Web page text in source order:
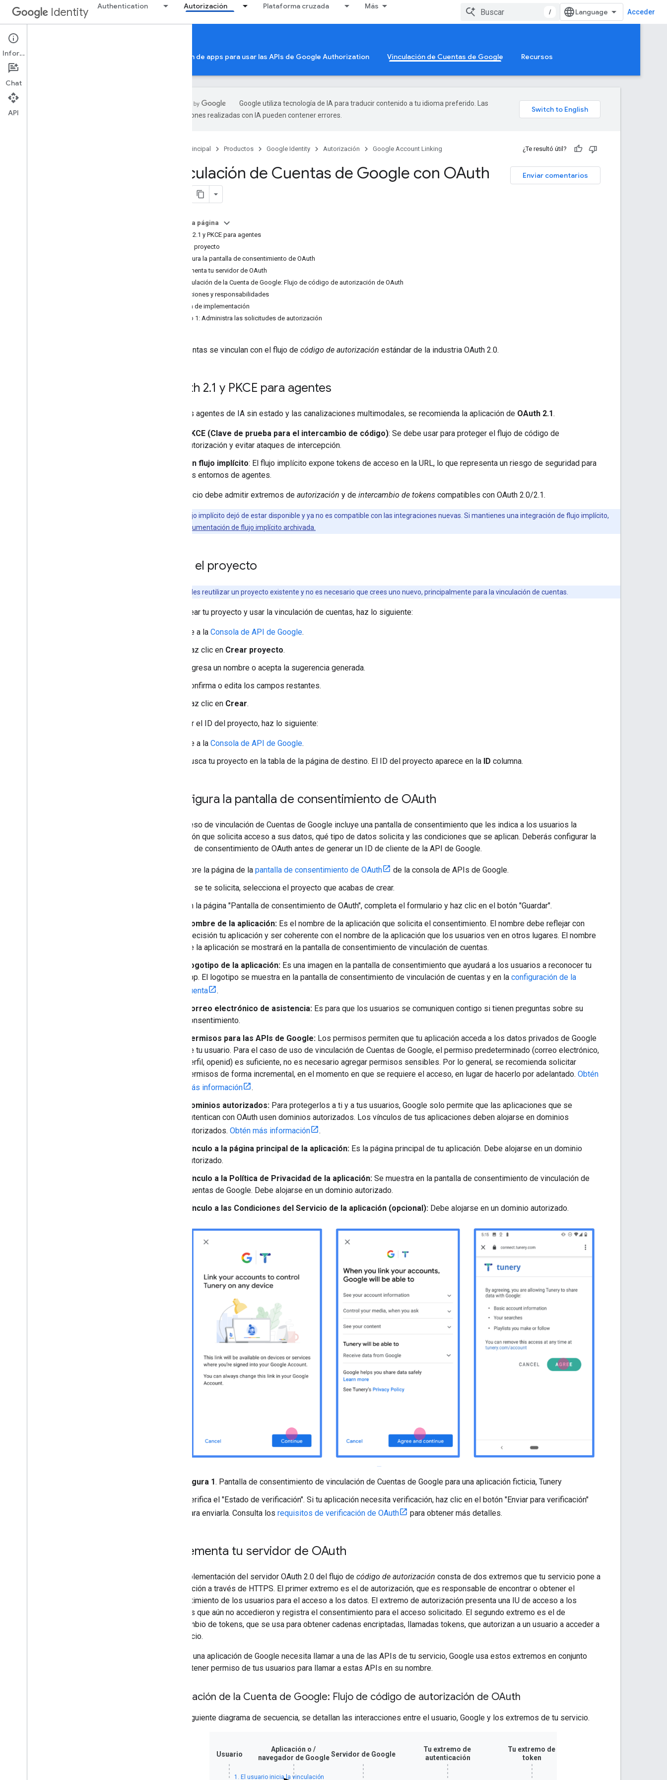
Identity Authentication Autorización Plataforma cruzada Más
/ Acceder
Google Account Linking
Autorización de la Cuenta de Google Verificación de apps para usar las APIs de Google Authorization Vinculación de Cuentas de Google Recursos
Google utiliza tecnología de IA para traducir contenido a tu idioma preferido. Las
traducciones realizadas con IA pueden contener errores.
Página principal Productos Google Identity Autorización Google Account Linking ¿Te resultó útil?
Enviar comentarios
Vinculación de Cuentas de Google con OAuth
En esta página
OAuth 2.1 y PKCE para agentes
Crea el proyecto
Configura la pantalla de consentimiento de OAuth
Implementa tu servidor de OAuth
Vinculación de la Cuenta de Google: Flujo de código de autorización de OAuth
Funciones y responsabilidades
Receta de implementación
Paso 1: Administra las solicitudes de autorización
Las cuentas se vinculan con el flujo de código de autorización estándar de la industria OAuth 2.0.
OAuth 2.1 y PKCE para agentes
Para los agentes de IA sin estado y las canalizaciones multimodales, se recomienda la aplicación de OAuth 2.1.
PKCE (Clave de prueba para el intercambio de código): Se debe usar para proteger el flujo de código de
autorización y evitar ataques de intercepción.
Sin flujo implícito: El flujo implícito expone tokens de acceso en la URL, lo que representa un riesgo de seguridad para
los entornos de agentes.
Tu servicio debe admitir extremos de autorización y de intercambio de tokens compatibles con OAuth 2.0/2.1.
El flujo implícito dejó de estar disponible y ya no es compatible con las integraciones nuevas. Si mantienes una integración de flujo implícito,
documentación de flujo implícito archivada.
Crea el proyecto
Puedes reutilizar un proyecto existente y no es necesario que crees uno nuevo, principalmente para la vinculación de cuentas.
Para crear tu proyecto y usar la vinculación de cuentas, haz lo siguiente:
Ve a la Consola de API de Google.
Haz clic en Crear proyecto.
Ingresa un nombre o acepta la sugerencia generada.
Confirma o edita los campos restantes.
Haz clic en Crear.
Para ver el ID del proyecto, haz lo siguiente:
Ve a la Consola de API de Google.
Busca tu proyecto en la tabla de la página de destino. El ID del proyecto aparece en la ID columna.
Configura la pantalla de consentimiento de OAuth
El proceso de vinculación de Cuentas de Google incluye una pantalla de consentimiento que les indica a los usuarios la
aplicación que solicita acceso a sus datos, qué tipo de datos solicita y las condiciones que se aplican. Deberás configurar la
pantalla de consentimiento de OAuth antes de generar un ID de cliente de la API de Google.
Abre la página de la pantalla de consentimiento de OAuth
de la consola de APIs de Google.
Si se te solicita, selecciona el proyecto que acabas de crear.
En la página "Pantalla de consentimiento de OAuth", completa el formulario y haz clic en el botón "Guardar".
Nombre de la aplicación: Es el nombre de la aplicación que solicita el consentimiento. El nombre debe reflejar con
precisión tu aplicación y ser coherente con el nombre de la aplicación que los usuarios ven en otros lugares. El nombre
de la aplicación se mostrará en la pantalla de consentimiento de vinculación de cuentas.
Logotipo de la aplicación: Es una imagen en la pantalla de consentimiento que ayudará a los usuarios a reconocer tu
app. El logotipo se muestra en la pantalla de consentimiento de vinculación de cuentas y en la configuración de la
cuenta
.
Correo electrónico de asistencia: Es para que los usuarios se comuniquen contigo si tienen preguntas sobre su
consentimiento.
Permisos para las APIs de Google: Los permisos permiten que tu aplicación acceda a los datos privados de Google
de tu usuario. Para el caso de uso de vinculación de Cuentas de Google, el permiso predeterminado (correo electrónico,
perfil, openid) es suficiente, no es necesario agregar permisos sensibles. Por lo general, se recomienda solicitar
permisos de forma incremental, en el momento en que se requiere el acceso, en lugar de hacerlo por adelantado. Obtén
más información
.
Dominios autorizados: Para protegerlos a ti y a tus usuarios, Google solo permite que las aplicaciones que se
autentican con OAuth usen dominios autorizados. Los vínculos de tus aplicaciones deben alojarse en dominios
autorizados. Obtén más información
.
Vínculo a la página principal de la aplicación: Es la página principal de tu aplicación. Debe alojarse en un dominio
autorizado.
Vínculo a la Política de Privacidad de la aplicación: Se muestra en la pantalla de consentimiento de vinculación de
Cuentas de Google. Debe alojarse en un dominio autorizado.
Vínculo a las Condiciones del Servicio de la aplicación (opcional): Debe alojarse en un dominio autorizado.
Figura 1. Pantalla de consentimiento de vinculación de Cuentas de Google para una aplicación ficticia, Tunery
Verifica el "Estado de verificación". Si tu aplicación necesita verificación, haz clic en el botón "Enviar para verificación"
para enviarla. Consulta los requisitos de verificación de OAuth para obtener más detalles.
Implementa tu servidor de OAuth
Una implementación del servidor OAuth 2.0 del flujo de código de autorización consta de dos extremos que tu servicio pone a
disposición a través de HTTPS. El primer extremo es el de autorización, que es responsable de encontrar o obtener el
consentimiento de los usuarios para el acceso a los datos. El extremo de autorización presenta una IU de acceso a los
usuarios que aún no accedieron y registra el consentimiento para el acceso solicitado. El segundo extremo es el de
intercambio de tokens, que se usa para obtener cadenas encriptadas, llamadas tokens, que autorizan a un usuario a acceder a
tu servicio.
Cuando una aplicación de Google necesita llamar a una de las APIs de tu servicio, Google usa estos extremos en conjunto
para obtener permiso de tus usuarios para llamar a estas APIs en su nombre.
Vinculación de la Cuenta de Google: Flujo de código de autorización de OAuth
En el siguiente diagrama de secuencia, se detallan las interacciones entre el usuario, Google y los extremos de tu servicio.
Usuario
Aplicación o /
navegador de Google Servidor de Google
Tu extremo de
autenticación
Tu extremo de
token
1. El usuario inicia la vinculación
Información
Chat
API